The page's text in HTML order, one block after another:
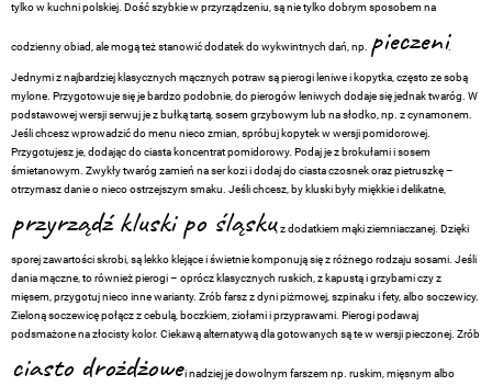
tylko w kuchni polskiej. Dość szybkie w przyrządzeniu, są nie tylko dobrym sposobem na
codzienny obiad, ale mogą też stanowić dodatek do wykwintnych dań, np. pieczeni.
Jednymi z najbardziej klasycznych mącznych potraw są pierogi leniwe i kopytka, często ze sobą
mylone. Przygotowuje się je bardzo podobnie, do pierogów leniwych dodaje się jednak twaróg. W
podstawowej wersji serwuj je z bułką tartą, sosem grzybowym lub na słodko, np. z cynamonem.
Jeśli chcesz wprowadzić do menu nieco zmian, spróbuj kopytek w wersji pomidorowej.
Przygotujesz je, dodając do ciasta koncentrat pomidorowy. Podaj je z brokułami i sosem
śmietanowym. Zwykły twaróg zamień na ser kozi i dodaj do ciasta czosnek oraz pietruszkę –
otrzymasz danie o nieco ostrzejszym smaku. Jeśli chcesz, by kluski były miękkie i delikatne,
przyrządź kluski po śląsku, z dodatkiem mąki ziemniaczanej. Dzięki
sporej zawartości skrobi, są lekko klejące i świetnie komponują się z różnego rodzaju sosami. Jeśli
dania mączne, to również pierogi – oprócz klasycznych ruskich, z kapustą i grzybami czy z
mięsem, przygotuj nieco inne warianty. Zrób farsz z dyni piżmowej, szpinaku i fety, albo soczewicy.
Zieloną soczewicę połącz z cebulą, boczkiem, ziołami i przyprawami. Pierogi podawaj
podsmażone na złocisty kolor. Ciekawą alternatywą dla gotowanych są te w wersji pieczonej. Zrób
ciasto drożdżowei nadziej je dowolnym farszem np. ruskim, mięsnym albo